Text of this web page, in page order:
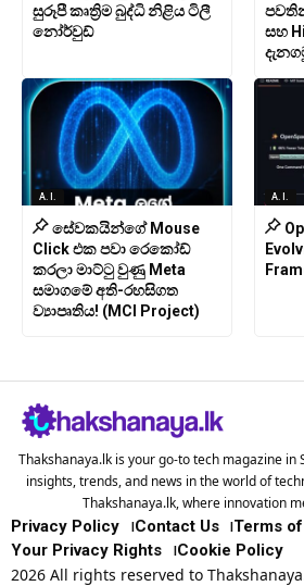
සුරූපී කෘත්‍රිම බුද්ධි නිළිය ටිලී
නෝර්වුඩ්
සහ
A.I.
සේවකයින්ගේ Mouse
Click එක පවා රෙකෝඩ්
කරලා මාට්ටු වුණු Meta
සමාගමේ අති-රහසිගත
ව්‍යාපෘතිය! (MCI Project)
A.I.
Thakshanaya.lk is your go-to tech magazine in
insights, trends, and news in the world of
Thakshanaya.lk, where innovation
Privacy Policy Contact Us
Terms
Your Privacy Rights
Cookie Policy
2026 All rights reserved to